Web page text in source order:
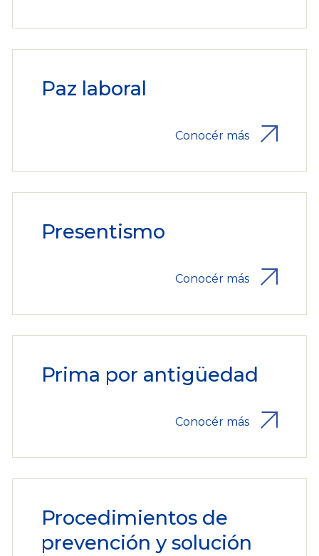
Paz laboral
Conocér más
Presentismo
Conocér más
Prima por antigüedad
Conocér más
Procedimientos de
prevención y solución